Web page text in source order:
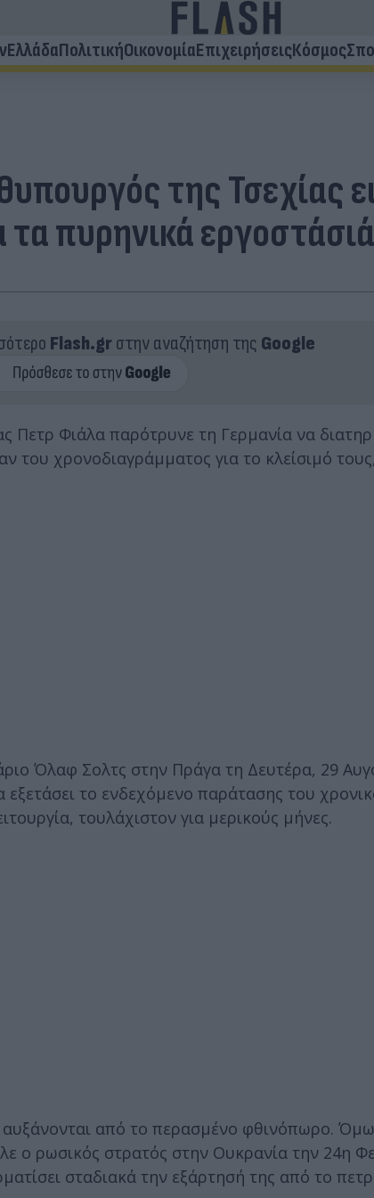
ΕλλάδαΠολιτικήΟικονομίαΕπιχειρήσειςΚόσμος
της Τσεχίας
τα πυρηνικά
Flash.grστην αναζήτηση της Google
Φιάλα παρότρυνε τη Γερμανία να
του χρονοδιαγράμματος για το κλείσιμό
Όλαφ Σολτς στην Πράγα τη Δευτέρα, 29
το ενδεχόμενο παράτασης του
τουλάχιστον για μερικούς μήνες.
αυξάνονται από το περασμένο φθινόπωρο.
ο ρωσικός στρατός στην Ουκρανία την 24η
σταδιακά την εξάρτησή της από το